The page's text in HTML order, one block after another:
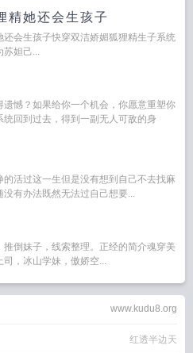
精她还会生孩子
还会生孩子快穿双洁娇媚狐狸精生子系统
苏妲己...
遗憾？如果给你一个机会，你愿意重塑你
统回到过去，得到一副无人可敌的身
活过这一生但是没有想到自己不去找麻
有办法既然无法过自己想要...
倒妹子，线索整理。正经的简介魂穿美
司，冰山学妹，傲娇空...
www.kudu8.org
红透半边天